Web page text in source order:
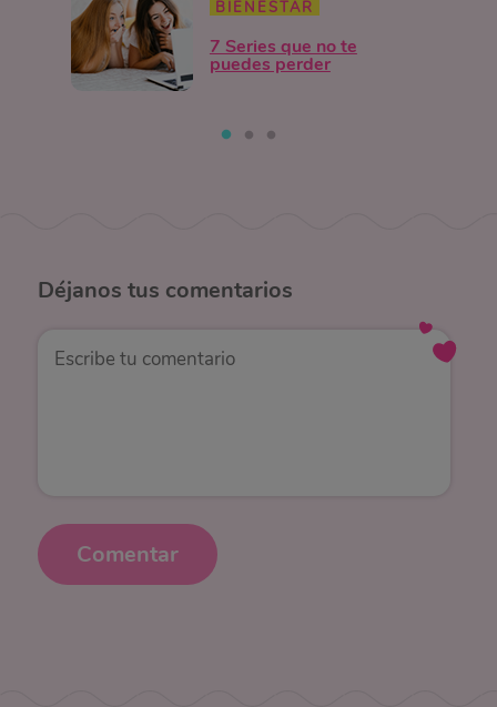
BIENESTAR
7 Series que no te
puedes perder
Déjanos tus comentarios
Comentar